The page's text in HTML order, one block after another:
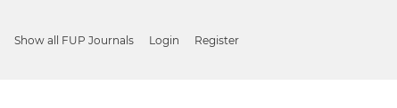
Show all FUP Journals Login Register